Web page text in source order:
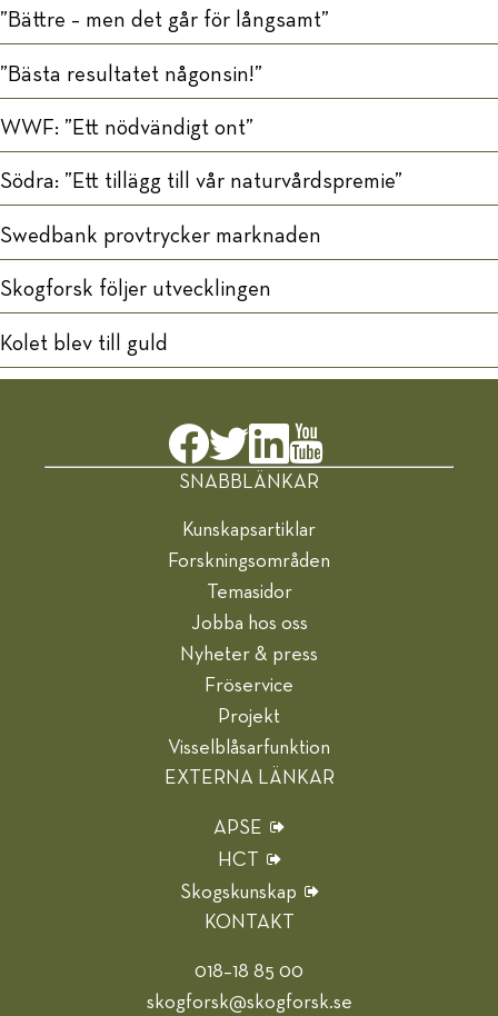
”Bättre – men det går för långsamt”
”Bästa resultatet någonsin!”
WWF: ”Ett nödvändigt ont”
Södra: ”Ett tillägg till vår naturvårdspremie”
Swedbank provtrycker marknaden
Skogforsk följer utvecklingen
Kolet blev till guld
SNABBLÄNKAR
Kunskapsartiklar
Forskningsområden
Temasidor
Jobba hos oss
Nyheter & press
Fröservice
Projekt
Visselblåsarfunktion
EXTERNA LÄNKAR
APSE
HCT
Skogskunskap
KONTAKT
018–18 85 00
skogforsk@skogforsk.se